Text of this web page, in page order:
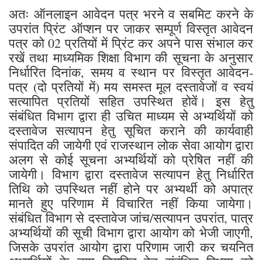
अतः ऑनलाइन आवेदन पत्र भरने व सबमिट करने के
उपरांत प्रिंट ऑप्शन पर जाकर सम्पूर्ण विस्तृत आवेदन
पत्र को 02 प्रतियों में प्रिंट कर अपने पास संभाल कर
रखें तथा माध्यमिक शिक्षा विभाग की सूचना के अनुसार
निर्धारित दिनांक, समय व स्थान पर विस्तृत आवेदन-
पत्र (दो प्रतियों में) मय समस्त मूल दस्तावेजों व स्वयं
सत्यापित प्रतियों सहित उपस्थित होवें। इस हेतु
संबंधित विभाग द्वारा ही उचित माध्यम से अभ्यर्थियों को
दस्तावेज सत्यापन हेतु सूचित कराने की कार्यवाही
संपादित की जायेगी एवं राजस्थान लोक सेवा आयोग द्वारा
अलग से कोई सूचना अभ्यर्थियों को प्रेषित नहीं की
जायेगी। विभाग द्वारा दस्तावेज सत्यापन हेतु निर्धारित
तिथि को उपस्थित नहीं होने पर अभ्यर्थी को अपात्र
मानते हुए परिणाम में विचारित नहीं किया जायेगा।
संबंधित विभाग से दस्तावेज जांच/सत्यापन उपरांत, पात्र
अभ्यर्थियों की सूची विभाग द्वारा आयोग को भेजी जाएगी,
जिसके उपरांत आयोग द्वारा परिणाम जारी कर चयनित